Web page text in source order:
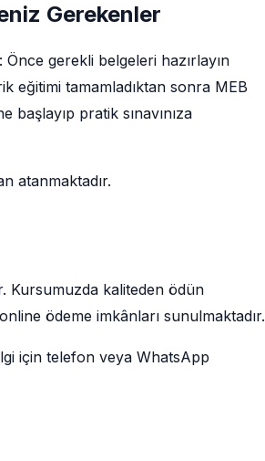
Gerekenler
gerekli belgeleri hazırlayın
eğitimi tamamladıktan sonra MEB
başlayıp pratik sınavınıza
atanmaktadır.
Kursumuzda kaliteden ödün
ödeme imkânları sunulmaktadır.
için telefon veya WhatsApp